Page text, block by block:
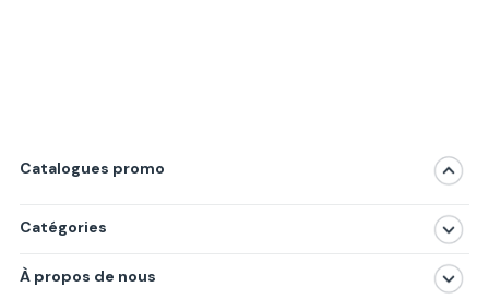
Catalogues promo
Catégories
Produits
À propos de nous